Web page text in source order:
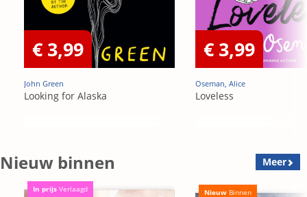
€ 3,99
John Green
Looking for Alaska
€ 3,99
Oseman, Alice
Loveless
Nieuw binnen Meer
In prijs Verlaagd Nieuw Binnen